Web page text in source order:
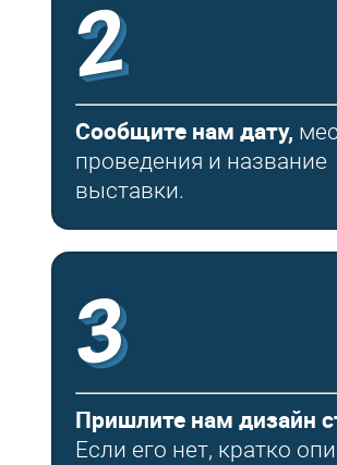
2
Сообщите нам дату,
проведения и название
выставки.
3
Пришлите нам дизайн
Если его нет, кратко